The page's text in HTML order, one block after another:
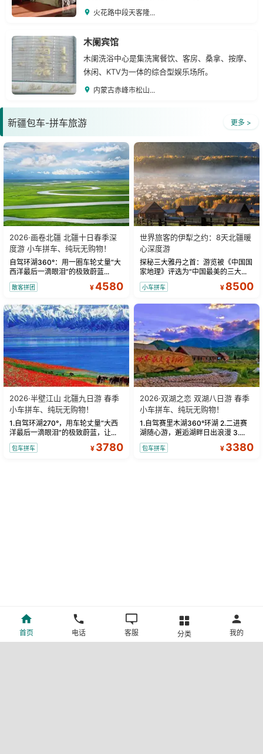
火花路中段天客隆...
木阑宾馆
木阑洗浴中心是集洗寓餐饮、客房、桑拿、按摩、
休闲、KTV为一体的综合型娱乐场所。
内蒙古赤峰市松山...
新疆包车-拼车旅游 更多 >
2026·画卷北疆 北疆十日春季深
度游 小车拼车、纯玩无购物！
自驾环湖360°：用一圈车轮丈量“大
西洋最后一滴眼泪”的极致蔚蓝...
散客拼团 ¥4580
世界旅客的伊犁之约：8天北疆暖
心深度游
探秘三大雅丹之首：游览被《中国国
家地理》评选为“中国最美的三大...
小车拼车 ¥ 8500
2026·半壁江山 北疆九日游 春季
小车拼车、纯玩无购物！
1.自驾环湖270°，用车轮丈量“大西
洋最后一滴眼泪”的极致蔚蓝，让...
包车拼车 ¥ 3780
2026·双湖之恋 双湖八日游 春季
小车拼车、纯玩无购物！
1.自驾赛里木湖360°环湖 2.二进赛
湖随心游，邂逅湖畔日出浪漫 3....
包车拼车 ¥ 3380
首页 电话 客服 分类 我的